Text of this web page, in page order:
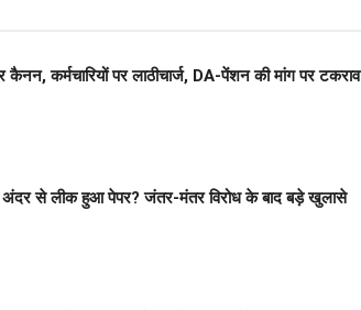
कर्मचारियों पर लाठीचार्ज, DA-पेंशन की मांग पर टकराव
से लीक हुआ पेपर? जंतर-मंतर विरोध के बाद बड़े खुलासे